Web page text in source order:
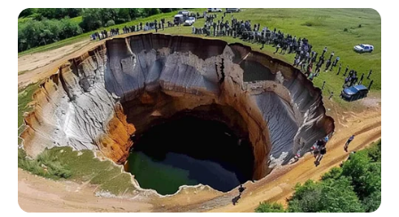
Brüggen, die ursprünglich durch die Grafen von
Kessel im 13. Jahrhundert zur Sicherung einer Furt
über die Schwalm erbaut wurde und heute ein
Heimatmuseum beherbergt. Informationen unterde.
wikipedia.org/wiki/Burg_Brüggen.
Natur- und Tierpark Brüggen - Neben 130 Tieren
aus 5 Kontinenten, die fast ausnahmslos auch
gefüttert und gestreichelt werden können, gibt es
hier auch einen riesigen Abenteuerspielplatz mit